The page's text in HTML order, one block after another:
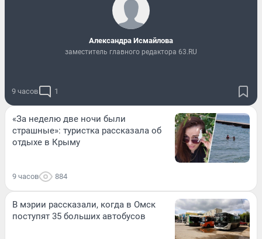
Александра Исмайлова
заместитель главного редактора 63.RU
9 часов 1
«За неделю две ночи были
страшные»: туристка рассказала об
отдыхе в Крыму
9 часов 884
В мэрии рассказали, когда в Омск
поступят 35 больших автобусов